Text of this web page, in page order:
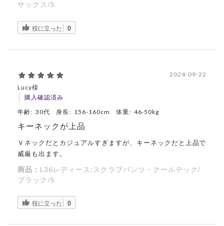
サックス/S
役に立った 0
Lucy様
購入確認済み
2024-09-22
年齢: 30代 身長: 156-160cm 体重: 46-50kg
キーネックが上品
Ｖネックだとカジュアルすぎますが、キーネックだと上品で
威厳も出ます。
商品： L36レディース:スクラブパンツ・クールテック/
ブラック/S
役に立った 0